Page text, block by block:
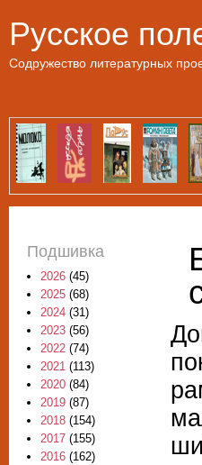
Русское
Содружество литературных
Подшивка
2026 (45)
2025 (68)
2024 (31)
2023 (56)
2022 (74)
2021 (113)
2020 (84)
2019 (87)
2018 (154)
2017 (155)
2016 (162)